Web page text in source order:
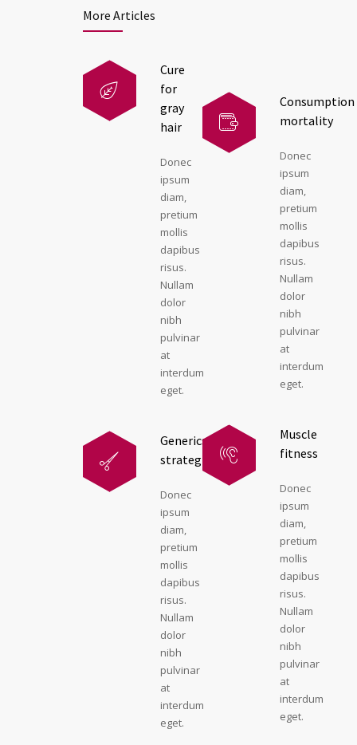
More Articles
Cure
for
gray
hair
Donec
ipsum
diam,
pretium
mollis
dapibus
risus.
Nullam
dolor
nibh
pulvinar
at
interdum
eget.
Generics
strategies
Donec
ipsum
diam,
pretium
mollis
dapibus
risus.
Nullam
dolor
nibh
pulvinar
at
interdum
eget.
Consumption
mortality
Donec
ipsum
diam,
pretium
mollis
dapibus
risus.
Nullam
dolor
nibh
pulvinar
at
interdum
eget.
Muscle
fitness
Donec
ipsum
diam,
pretium
mollis
dapibus
risus.
Nullam
dolor
nibh
pulvinar
at
interdum
eget.